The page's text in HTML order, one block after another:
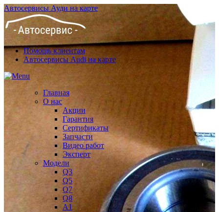
Автосервисы Ауди на карте
Помощь клиентам
Автосервисы Audi на карте
Главная
О нас
Акции
Гарантия
Сертификаты
Запчасти
Видео работ
Эксперт
Модели
Q3
Q5
Q7
Q8
A1